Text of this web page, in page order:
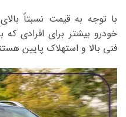
با توجه به قیمت نسبتاً
خودرو بیشتر برای افرادی
فنی بالا و استهلاک پایین